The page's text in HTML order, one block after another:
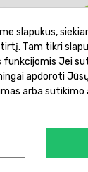
slapukus,
Tam tikri
Jei
apdoroti
arba